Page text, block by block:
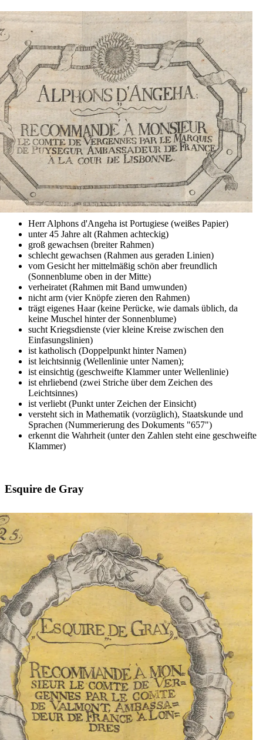
Herr Alphons d'Angeha ist Portugiese (weißes Papier)
unter 45 Jahre alt (Rahmen achteckig)
groß gewachsen (breiter Rahmen)
schlecht gewachsen (Rahmen aus geraden Linien)
vom Gesicht her mittelmäßig schön aber freundlich
(Sonnenblume oben in der Mitte)
verheiratet (Rahmen mit Band umwunden)
nicht arm (vier Knöpfe zieren den Rahmen)
trägt eigenes Haar (keine Perücke, wie damals üblich, da
keine Muschel hinter der Sonnenblume)
sucht Kriegsdienste (vier kleine Kreise zwischen den
Einfasungslinien)
ist katholisch (Doppelpunkt hinter Namen)
ist leichtsinnig (Wellenlinie unter Namen);
ist einsichtig (geschweifte Klammer unter Wellenlinie)
ist ehrliebend (zwei Striche über dem Zeichen des
Leichtsinnes)
ist verliebt (Punkt unter Zeichen der Einsicht)
versteht sich in Mathematik (vorzüglich), Staatskunde und
Sprachen (Nummerierung des Dokuments "657")
erkennt die Wahrheit (unter den Zahlen steht eine geschweifte
Klammer)
Esquire de Gray